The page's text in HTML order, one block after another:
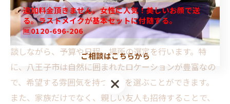
りとしたプランニングが必要です。まず、故人の希望や
家族の意向をしっかりと聞き取り、どのような葬儀にし
たいのか明確にすることが重要です。次に、葬儀社と相
談しながら、予算や日程、場所の選定を行います。特
に、八王子市は自然に囲まれたロケーションが豊富なの
で、希望する雰囲気を持つ場所を選ぶことができます。
また、家族だけでなく、親しい友人も招待することで、
追加料金頂きません。女性に人気！美しいお顔で送
る。ラストメイクが基本セットに付随する。
🆓0120-696-206
ご相談はこちらから